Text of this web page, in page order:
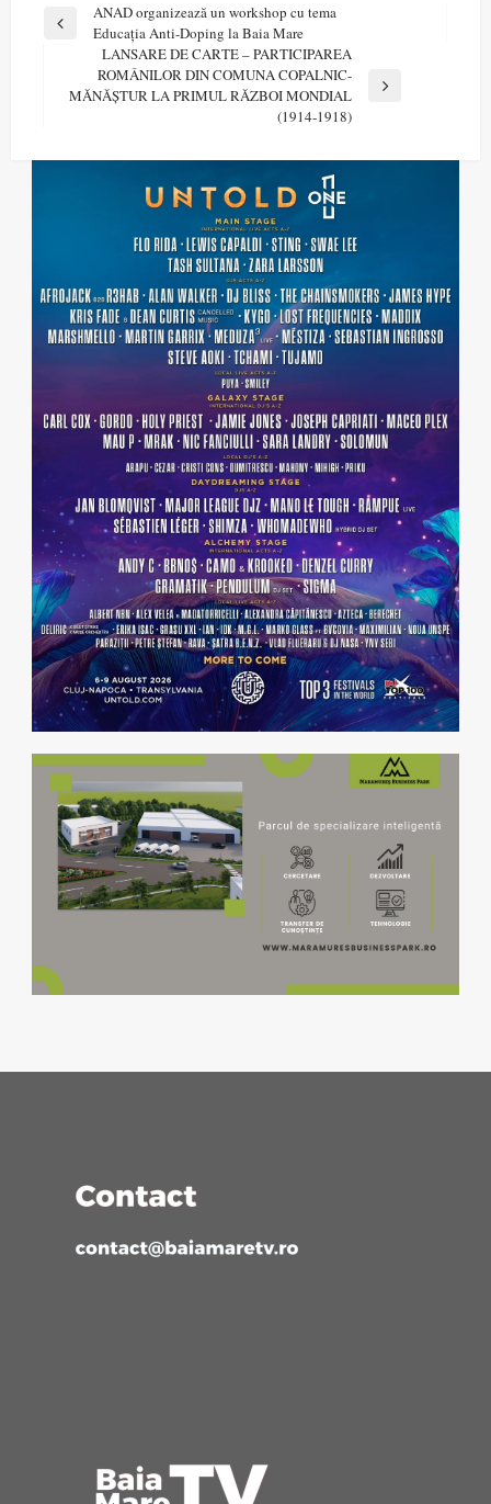
Navigare
articole
Previous
ANAD organizează un workshop cu tema
Educația Anti-Doping la Baia Mare
Next
LANSARE DE CARTE – PARTICIPAREA
ROMÂNILOR DIN COMUNA COPALNIC-
MĂNĂȘTUR LA PRIMUL RĂZBOI MONDIAL
(1914-1918)